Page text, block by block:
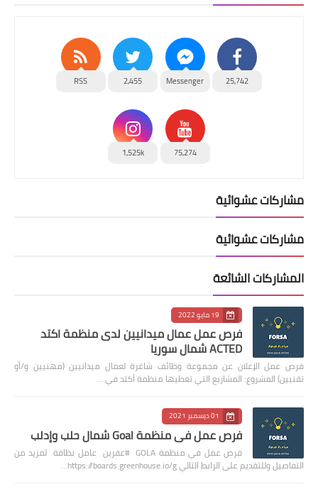
25,742
Messenger
2,455
RSS
75,274
1,525k
مشاركات عشوائية
مشاركات عشوائية
المشاركات الشائعة
19 مايو 2022
فرص عمل عمال ميدانيين لدى منظمة اكتد
ACTED شمال سوريا
فرص عمل الإعلان عن مجموعة وظائف شاغرة لعمال ميدانيين (مهنيين و/أو
تقنيين) المشروع: المشاريع التي تغطيها منظمة أكتد في …
01 ديسمبر 2021
فرص عمل في منظمة Goal شمال حلب وإدلب
فرص عمل في منظمة GOLA #عفرين عامل نظافة لمزيد من
التفاصيل وللتقديم على الرابط التالي https://boards.greenhouse.io/g…